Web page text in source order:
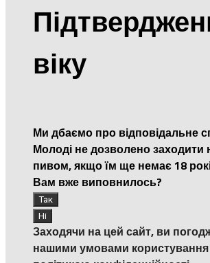
віку
Ми дбаємо про відповідальне
Молоді не дозволено заходити
пивом, якщо їм ще немає 18
Вам вже виповнилось?
Заходячи на цей сайт, ви
нашими умовами користування